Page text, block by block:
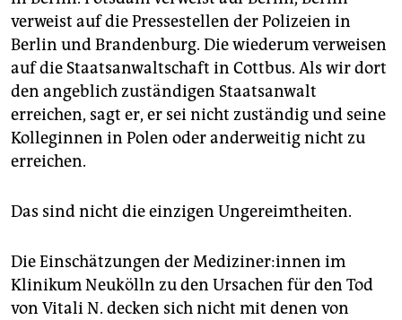
verweist auf die Pressestellen der Polizeien in
Berlin und Brandenburg. Die wiederum verweisen
auf die Staatsanwaltschaft in Cottbus. Als wir dort
den angeblich zuständigen Staatsanwalt
erreichen, sagt er, er sei nicht zuständig und seine
Kolleginnen in Polen oder anderweitig nicht zu
erreichen.
Das sind nicht die einzigen Ungereimtheiten.
Die Einschätzungen der Me­di­zi­ne­r:in­nen im
Klinikum Neukölln zu den Ursachen für den Tod
von Vitali N. decken sich nicht mit denen von